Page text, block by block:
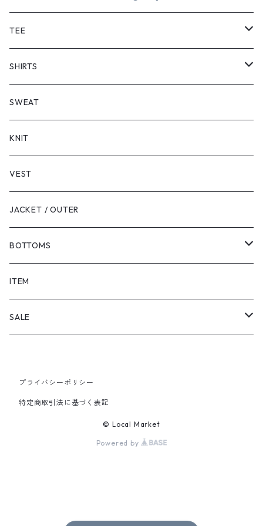
TEE
SHORT SLEEVE
LONG SLEEVE
SHIRTS
SHORT SLEEVE
LONG SLEEVE
SWEAT
KNIT
VEST
JACKET / OUTER
BOTTOMS
SHORTS
PANTS
ITEM
SALE
PANTS
プライバシーポリシー
特定商取引法に基づく表記
© Local Market
Powered by